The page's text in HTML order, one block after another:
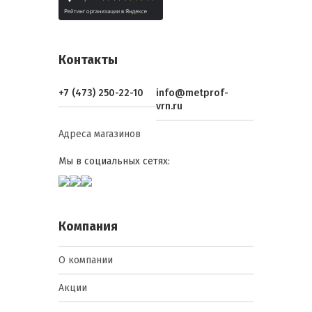
Защита торцов от климатических
снега под покрытие с боковой
обеспечивая ветровую фиксацию
краев листов.
к конструкциям. Планки
водонепроницаемый узел в местах
сопряжения кровли со стенами,
Формирование эффективного
водосбора. Нижняя планка ендовы
служит главным каналом для сбора
и отвода воды с внутренних углов
гидравлическую нагрузку.
Контакты
+7 (473) 250-22-10
info@metprof-
vrn.ru
Адреса магазинов
Мы в социальных сетях:
Компания
О компании
Акции